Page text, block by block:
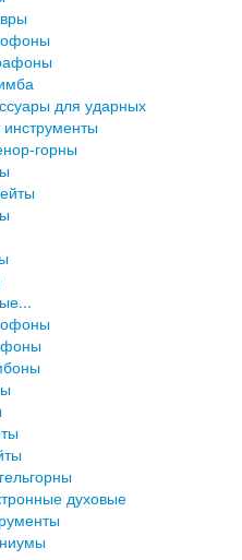
для ударных
горны
духовые